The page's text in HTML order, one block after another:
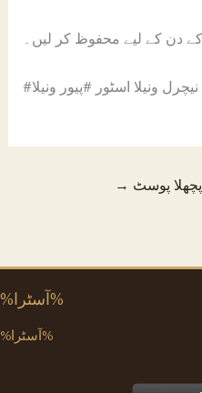
#نیچرل ونیلا اسٹور #پیور ونیلا
→ پچھلا پوسٹ
%آسٹرا%
%آسٹرا%